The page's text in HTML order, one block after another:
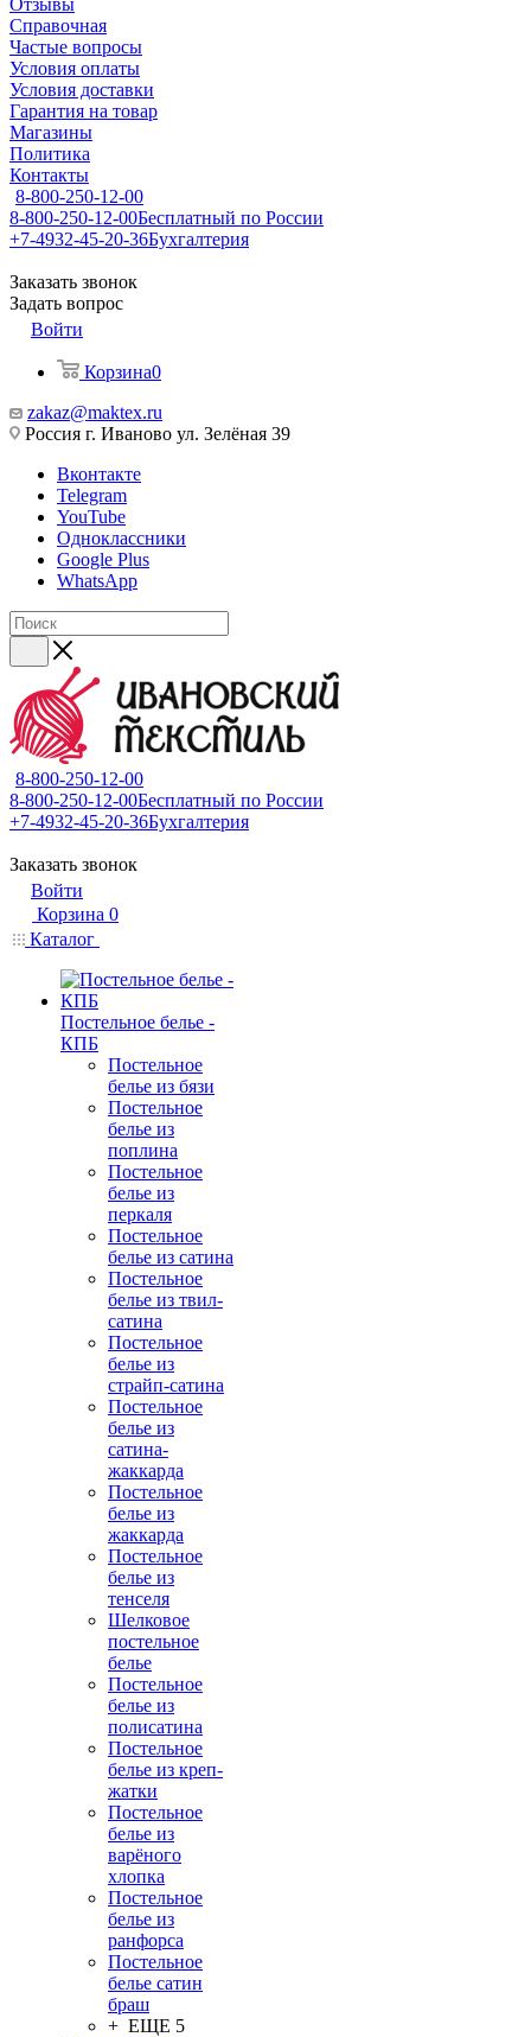
Отзывы
Справочная
Частые вопросы
Условия оплаты
Условия доставки
Гарантия на товар
Магазины
Политика
Контакты
8-800-250-12-00
8-800-250-12-00Бесплатный по России
+7-4932-45-20-36Бухгалтерия
Заказать звонок
Задать вопрос
Войти
Корзина0
zakaz@maktex.ru
Россия г. Иваново ул. Зелёная 39
Вконтакте
Telegram
YouTube
Одноклассники
Google Plus
WhatsApp
8-800-250-12-00
8-800-250-12-00Бесплатный по России
+7-4932-45-20-36Бухгалтерия
Заказать звонок
Войти
Корзина 0
Каталог
Постельное белье -
КПБ
Постельное
белье из бязи
Постельное
белье из
поплина
Постельное
белье из
перкаля
Постельное
белье из сатина
Постельное
белье из твил-
сатина
Постельное
белье из
страйп-сатина
Постельное
белье из
сатина-
жаккарда
Постельное
белье из
жаккарда
Постельное
белье из
тенселя
Шелковое
постельное
белье
Постельное
белье из
полисатина
Постельное
белье из креп-
жатки
Постельное
белье из
варёного
хлопка
Постельное
белье из
ранфорса
Постельное
белье сатин
браш
+ ЕЩЕ 5